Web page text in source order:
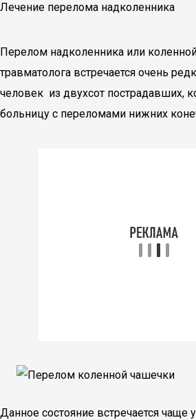
Лечение перелома надколенника
Перелом надколенника или
травматолога встречается очень
человек из двухсот пострадавших,
больницу с переломами нижних
Данное состояние встречается